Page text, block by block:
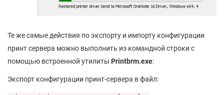
Те же самые действия по экспорту и импорту конфигурации
принт сервера можно выполнить из командной строки с
помощью встроенной утилиты Printbrm.exe:
Экспорт конфигурации принт-сервера в файл: